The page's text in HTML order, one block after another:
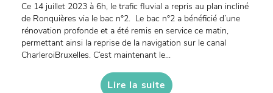
Ce 14 juillet 2023 à 6h, le trafic fluvial a repris au plan incliné
de Ronquières via le bac n°2. Le bac n°2 a bénéficié d’une
rénovation profonde et a été remis en service ce matin,
permettant ainsi la reprise de la navigation sur le canal
CharleroiBruxelles. C’est maintenant le...
Lire la suite